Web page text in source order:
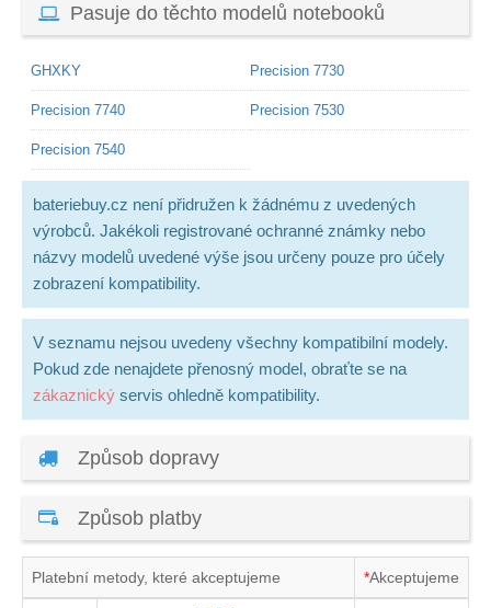
Pasuje do těchto modelů notebooků
GHXKY Precision 7730
Precision 7740 Precision 7530
Precision 7540
bateriebuy.cz není přidružen k žádnému z uvedených
výrobců. Jakékoli registrované ochranné známky nebo
názvy modelů uvedené výše jsou určeny pouze pro účely
zobrazení kompatibility.
V seznamu nejsou uvedeny všechny kompatibilní modely.
Pokud zde nenajdete přenosný model, obraťte se na
zákaznický servis ohledně kompatibility.
Způsob dopravy
Způsob platby
Platební metody, které akceptujeme *Akceptujeme